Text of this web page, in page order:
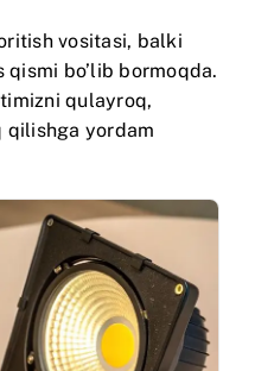
vositasi, balki
bo’lib bormoqda.
qulayroq,
qilishga yordam